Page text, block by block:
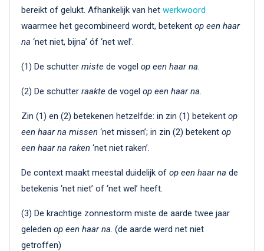
bereikt of gelukt. Afhankelijk van het werkwoord
waarmee het gecombineerd wordt, betekent op een haar
na ‘net niet, bijna’ óf ‘net wel’.
(1) De schutter miste de vogel op een haar na.
(2) De schutter raakte de vogel op een haar na.
Zin (1) en (2) betekenen hetzelfde: in zin (1) betekent op
een haar na missen ‘net missen’; in zin (2) betekent op
een haar na raken ‘net niet raken’.
De context maakt meestal duidelijk of op een haar na de
betekenis ‘net niet’ of ‘net wel’ heeft.
(3) De krachtige zonnestorm miste de aarde twee jaar
geleden op een haar na. (de aarde werd net niet
getroffen)